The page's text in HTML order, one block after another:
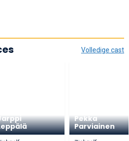
Volledige cast
Pekka
Parviainen